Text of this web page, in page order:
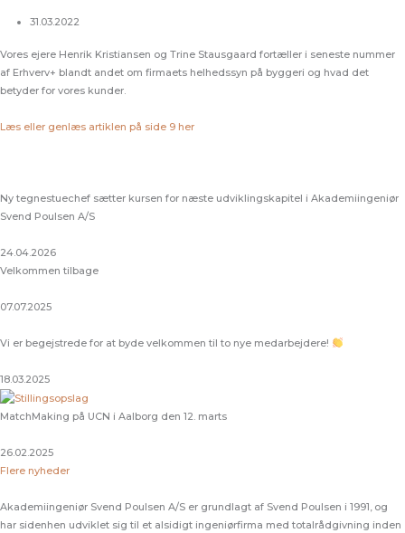
31.03.2022
Vores ejere Henrik Kristiansen og Trine Stausgaard fortæller i seneste nummer
af Erhverv+ blandt andet om firmaets helhedssyn på byggeri og hvad det
betyder for vores kunder.
Læs eller genlæs artiklen på side 9 her
Ny tegnestuechef sætter kursen for næste udviklingskapitel i Akademiingeniør
Svend Poulsen A/S
24.04.2026
Velkommen tilbage
07.07.2025
Vi er begejstrede for at byde velkommen til to nye medarbejdere!
18.03.2025
MatchMaking på UCN i Aalborg den 12. marts
26.02.2025
Flere nyheder
Akademiingeniør Svend Poulsen A/S er grundlagt af Svend Poulsen i 1991, og
har sidenhen udviklet sig til et alsidigt ingeniørfirma med totalrådgivning inden